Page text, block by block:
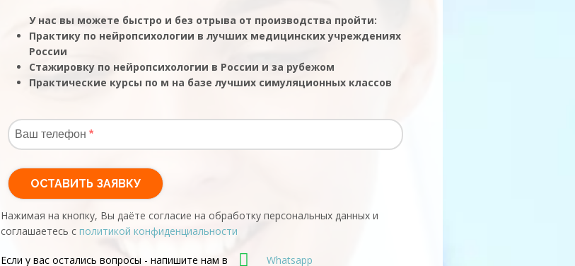
У нас вы можете быстро и без отрыва от производства пройти:
Практику по нейропсихологии в лучших медицинских учреждениях
России
Стажировку по нейропсихологии в России и за рубежом
Практические курсы по м на базе лучших симуляционных классов
Нажимая на кнопку, Вы даёте согласие на обработку персональных данных и
соглашаетесь сполитикой конфиденциальности
Если у вас остались вопросы - напишите нам в Whatsapp